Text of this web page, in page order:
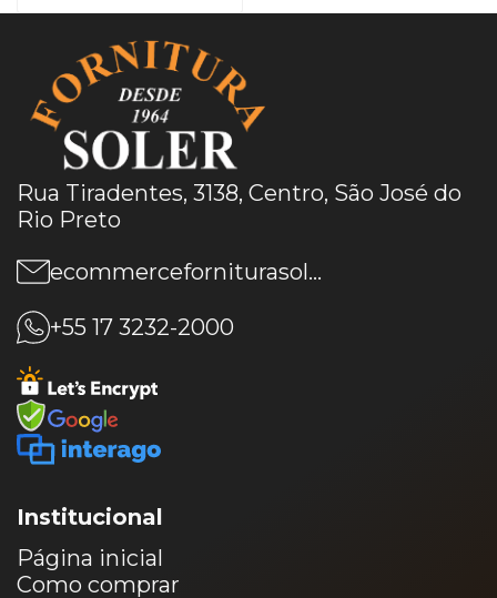
Rua Tiradentes, 3138, Centro, São José do
Rio Preto
ecommerceforniturasoler@gmail.com
+55 17 3232-2000
Institucional
Página inicial
Como comprar